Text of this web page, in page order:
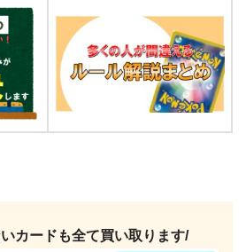
カードも全て買い取ります/